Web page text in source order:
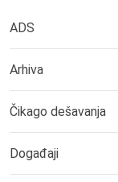
ADS
Arhiva
Čikago dešavanja
Događaji